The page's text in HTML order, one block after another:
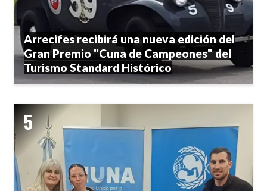
Arrecifes recibirá una nueva edición del
Gran Premio "Cuna de Campeones" del
Turismo Standard Histórico